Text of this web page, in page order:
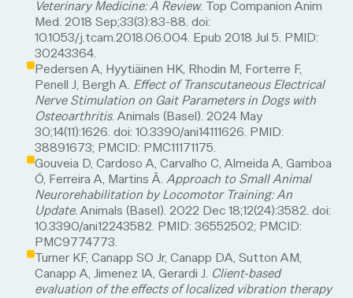
Veterinary Medicine: A Review. Top Companion Anim
Med. 2018 Sep;33(3):83-88. doi:
10.1053/j.tcam.2018.06.004. Epub 2018 Jul 5. PMID:
30243364.
Pedersen A, Hyytiäinen HK, Rhodin M, Forterre F,
Penell J, Bergh A. Effect of Transcutaneous Electrical
Nerve Stimulation on Gait Parameters in Dogs with
Osteoarthritis. Animals (Basel). 2024 May
30;14(11):1626. doi: 10.3390/ani14111626. PMID:
38891673; PMCID: PMC11171175.
Gouveia D, Cardoso A, Carvalho C, Almeida A, Gamboa
Ó, Ferreira A, Martins Â. Approach to Small Animal
Neurorehabilitation by Locomotor Training: An
Update.Animals (Basel). 2022 Dec 18;12(24):3582. doi:
10.3390/ani12243582. PMID: 36552502; PMCID:
PMC9774773.
Turner KF, Canapp SO Jr, Canapp DA, Sutton AM,
Canapp A, Jimenez IA, Gerardi J. Client-based
evaluation of the effects of localized vibration therapy